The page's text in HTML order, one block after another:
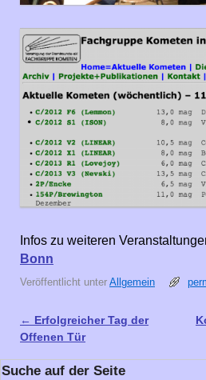
Infos zu weiteren
Bonn
Veröffentlicht unter Allgemein
Artikelnavigation
← Erfolgreicher Tag der
Offenen Tür
Suche auf der Seite